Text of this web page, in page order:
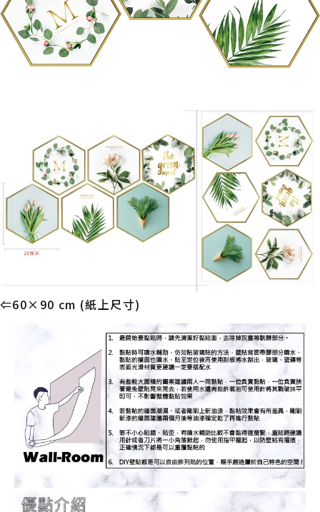
⇐60×90 cm (紙上尺寸)